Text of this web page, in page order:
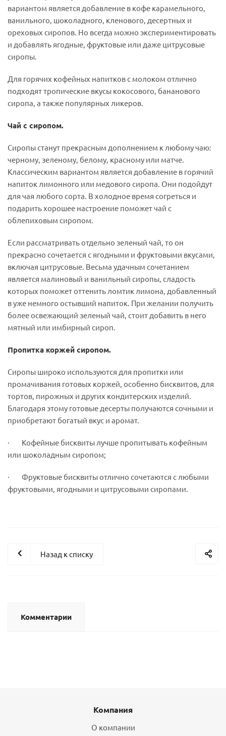
вариантом является добавление в кофе карамельного,
ванильного, шоколадного, кленового, десертных и
ореховых сиропов. Но всегда можно экспериментировать
и добавлять ягодные, фруктовые или даже цитрусовые
сиропы.
Для горячих кофейных напитков с молоком отлично
подходят тропические вкусы кокосового, бананового
сиропа, а также популярных ликеров.
Чай с сиропом.
Сиропы станут прекрасным дополнением к любому чаю:
черному, зеленому, белому, красному или матче.
Классическим вариантом является добавление в горячий
напиток лимонного или медового сиропа. Они подойдут
для чая любого сорта. В холодное время согреться и
подарить хорошее настроение поможет чай с
облепиховым сиропом.
Если рассматривать отдельно зеленый чай, то он
прекрасно сочетается с ягодными и фруктовыми вкусами,
включая цитрусовые. Весьма удачным сочетанием
является малиновый и ванильный сиропы, сладость
которых поможет оттенить ломтик лимона, добавленный
в уже немного остывший напиток. При желании получить
более освежающий зеленый чай, стоит добавить в него
мятный или имбирный сироп.
Пропитка коржей сиропом.
Сиропы широко используются для пропитки или
промачивания готовых коржей, особенно бисквитов, для
тортов, пирожных и других кондитерских изделий.
Благодаря этому готовые десерты получаются сочными и
приобретают богатый вкус и аромат.
· Кофейные бисквиты лучше пропитывать кофейным
или шоколадным сиропом;
· Фруктовые бисквиты отлично сочетаются с любыми
фруктовыми, ягодными и цитрусовыми сиропами.
Назад к списку
Комментарии
Компания
О компании